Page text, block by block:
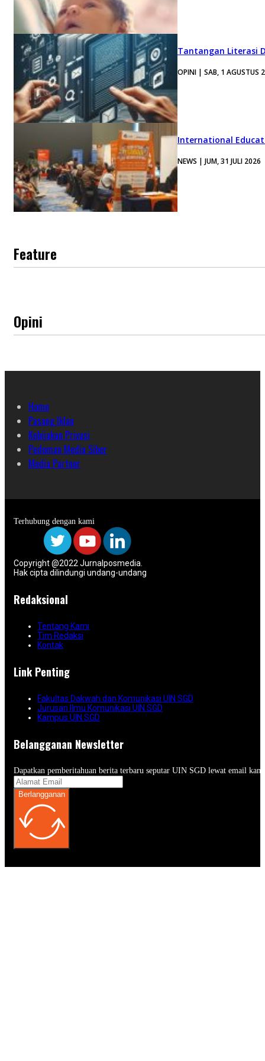
Tantangan Literasi
OPINI | SAB, 1 AGUSTUS
International
NEWS | JUM, 31 JULI 2026
Feature
Opini
Home
Pasang Iklan
Kebijakan Privasi
Pedoman Media Siber
Media Partner
Terhubung dengan kami
Copyright @2022 Jurnalposmedia.
Hak cipta dilindungi undang-undang
Redaksional
Tentang Kami
Tim Redaksi
Kontak
Link Penting
Fakultas Dakwah dan Komunikasi UIN SGD
Jurusan Ilmu Komunikasi UIN SGD
Kampus UIN SGD
Belangganan Newsletter
Dapatkan pemberitahuan berita terbaru seputar UIN SGD lewat email
Berlangganan